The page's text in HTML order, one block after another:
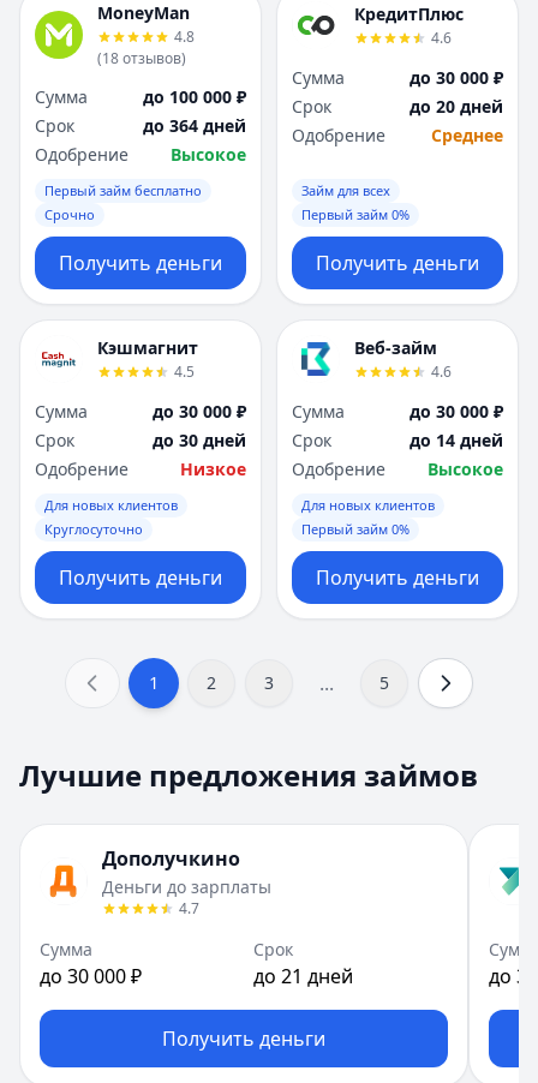
MoneyMan
4.8
(18отзывов)
Сумма
до 100 000 ₽
Срок
до 364 дней
Одобрение
Высокое
Первый займ бесплатно
Срочно
Получить деньги
КредитПлюс
4.6
Сумма
до 30 000 ₽
Срок
до 20 дней
Одобрение
Среднее
Займ для всех
Первый займ 0%
Получить деньги
Кэшмагнит
4.5
Сумма
до 30 000 ₽
Срок
до 30 дней
Одобрение
Низкое
Для новых клиентов
Круглосуточно
Получить деньги
Веб-займ
4.6
Сумма
до 30 000 ₽
Срок
до 14 дней
Одобрение
Высокое
Для новых клиентов
Первый займ 0%
Получить деньги
1 2 3 ... 5
Лучшие предложения займов
Дополучкино
Деньги до зарплаты
4.7
Сумма
до 30 000 ₽
Срок
до 21 дней
Получить деньги
до